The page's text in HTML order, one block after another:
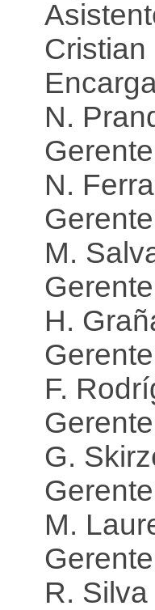
Cristian
N.
N.
M.
H.
F.
G.
M.
R. Silva